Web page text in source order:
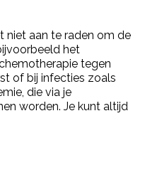
niet aan te raden om de
het
tegen
of bij infecties zoals
die via je
worden. Je kunt altijd